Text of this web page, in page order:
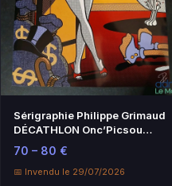
Sérigraphie Philippe Grimaud
DÉCATHLON Onc’Picsou
35x49 - Neuf
70 – 80 €
📅 Invendu le 29/07/2026